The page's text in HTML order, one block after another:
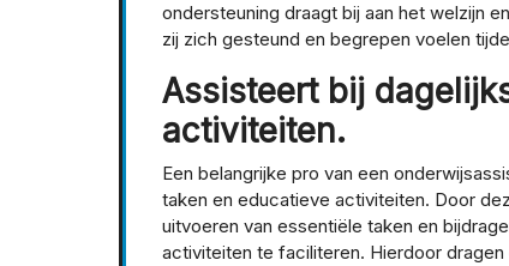
ondersteuning draagt bij aan het welzijn
zij zich gesteund en begrepen voelen
Assisteert bij
activiteiten.
Een belangrijke pro van een
taken en educatieve activiteiten. Door
uitvoeren van essentiële taken en
activiteiten te faciliteren. Hierdoor